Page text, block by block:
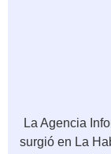
La Agencia
surgió en La